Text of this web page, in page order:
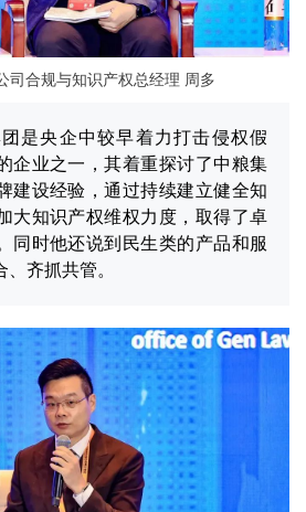
司合规与知识产权总经理 周多
是央企中较早着力打击侵权假
企业之一，其着重探讨了中粮集
建设经验，通过持续建立健全知
大知识产权维权力度，取得了卓
同时他还说到民生类的产品和服
齐抓共管。